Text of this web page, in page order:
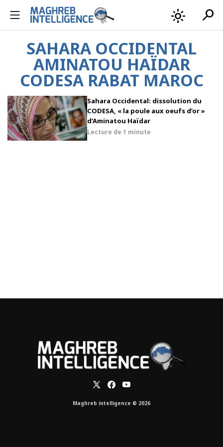
light_mode search
SAHARA OCCIDENTAL
AMINATOU HAÏDAR
CODESA RABAT MAROC
Sahara Occidental: dissolution du
CODESA, « la poule aux oeufs d’or »
d’Aminatou Haïdar
Lecture de 1 minute
Maghreb intelligence © 2026